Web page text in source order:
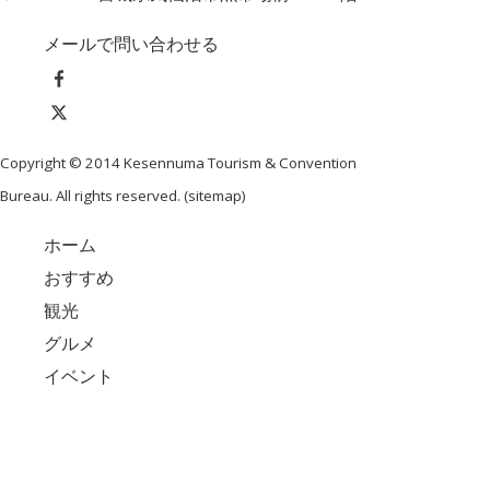
メールで問い合わせる
Copyright © 2014 Kesennuma Tourism & Convention
Bureau. All rights reserved. (sitemap)
ホーム
おすすめ
観光
グルメ
イベント